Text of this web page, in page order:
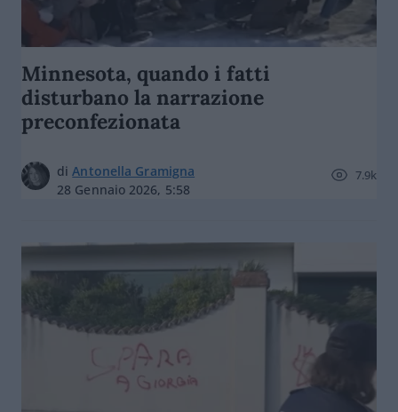
Minnesota, quando i fatti
disturbano la narrazione
preconfezionata
diAntonella Gramigna
28 Gennaio 2026, 5:58
7.9k